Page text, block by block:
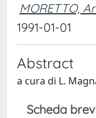
MORETTO,
1991-01-01
Abstract
a cura di L.
Scheda